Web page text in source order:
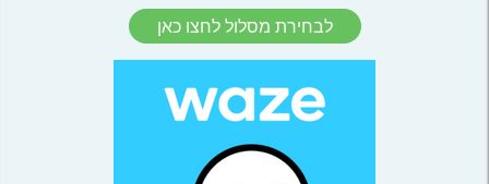
לבחירת מסלול לחצו כאן